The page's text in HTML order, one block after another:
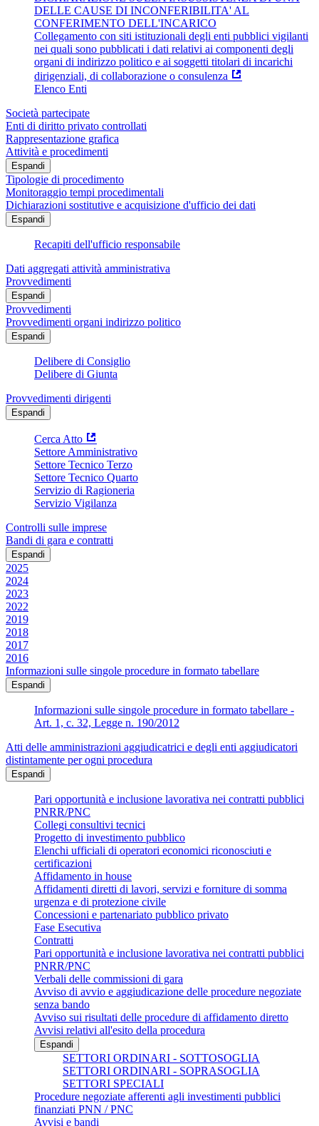
DELLE CAUSE DI INCONFERIBILITA' AL
CONFERIMENTO DELL'INCARICO
Collegamento con siti istituzionali degli enti pubblici vigilanti
nei quali sono pubblicati i dati relativi ai componenti degli
organi di indirizzo politico e ai soggetti titolari di incarichi
dirigenziali, di collaborazione o consulenza
Elenco Enti
Società partecipate
Enti di diritto privato controllati
Rappresentazione grafica
Attività e procedimenti
Espandi
Tipologie di procedimento
Monitoraggio tempi procedimentali
Dichiarazioni sostitutive e acquisizione d'ufficio dei dati
Espandi
Recapiti dell'ufficio responsabile
Dati aggregati attività amministrativa
Provvedimenti
Espandi
Provvedimenti
Provvedimenti organi indirizzo politico
Espandi
Delibere di Consiglio
Delibere di Giunta
Provvedimenti dirigenti
Espandi
Cerca Atto
Settore Amministrativo
Settore Tecnico Terzo
Settore Tecnico Quarto
Servizio di Ragioneria
Servizio Vigilanza
Controlli sulle imprese
Bandi di gara e contratti
Espandi
2025
2024
2023
2022
2019
2018
2017
2016
Informazioni sulle singole procedure in formato tabellare
Espandi
Informazioni sulle singole procedure in formato tabellare -
Art. 1, c. 32, Legge n. 190/2012
Atti delle amministrazioni aggiudicatrici e degli enti aggiudicatori
distintamente per ogni procedura
Espandi
Pari opportunità e inclusione lavorativa nei contratti pubblici
PNRR/PNC
Collegi consultivi tecnici
Progetto di investimento pubblico
Elenchi ufficiali di operatori economici riconosciuti e
certificazioni
Affidamento in house
Affidamenti diretti di lavori, servizi e forniture di somma
urgenza e di protezione civile
Concessioni e partenariato pubblico privato
Fase Esecutiva
Contratti
Pari opportunità e inclusione lavorativa nei contratti pubblici
PNRR/PNC
Verbali delle commissioni di gara
Avviso di avvio e aggiudicazione delle procedure negoziate
senza bando
Avviso sui risultati delle procedure di affidamento diretto
Avvisi relativi all'esito della procedura
Espandi
SETTORI ORDINARI - SOTTOSOGLIA
SETTORI ORDINARI - SOPRASOGLIA
SETTORI SPECIALI
Procedure negoziate afferenti agli investimenti pubblici
finanziati PNN / PNC
Avvisi e bandi